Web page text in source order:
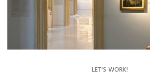
LET'S WORK!